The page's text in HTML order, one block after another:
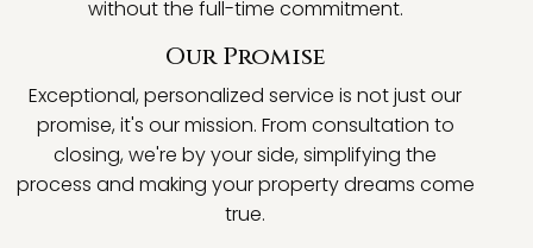
without the full-time commitment.
Our Promise
Exceptional, personalized service is not just our
promise, it's our mission. From consultation to
closing, we're by your side, simplifying the
process and making your property dreams come
true.